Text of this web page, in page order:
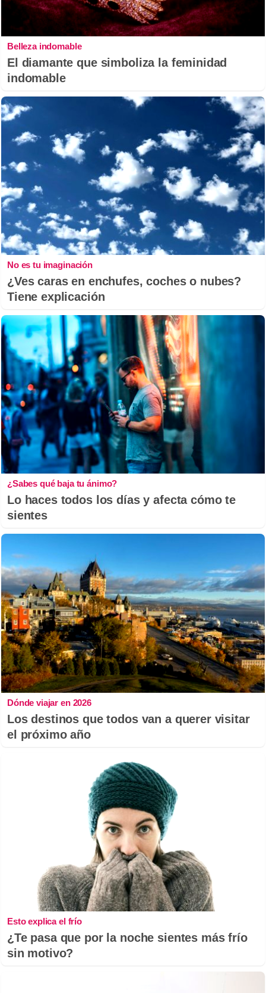
Belleza indomable
El diamante que simboliza la feminidad
indomable
No es tu imaginación
¿Ves caras en enchufes, coches o nubes?
Tiene explicación
¿Sabes qué baja tu ánimo?
Lo haces todos los días y afecta cómo te
sientes
Dónde viajar en 2026
Los destinos que todos van a querer visitar
el próximo año
Esto explica el frío
¿Te pasa que por la noche sientes más frío
sin motivo?